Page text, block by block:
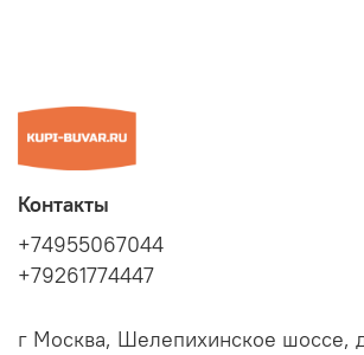
Контакты
+74955067044
+79261774447
г Москва, Шелепихинское шоссе,